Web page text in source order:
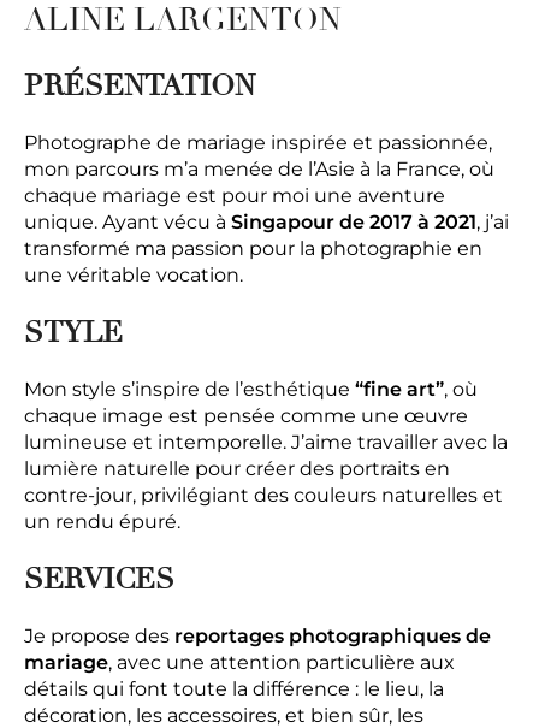
ALINE LARGENTON
PRÉSENTATION
Photographe de mariage inspirée et passionnée,
mon parcours m’a menée de l’Asie à la France, où
chaque mariage est pour moi une aventure
unique. Ayant vécu à Singapour de 2017 à 2021, j’ai
transformé ma passion pour la photographie en
une véritable vocation.
STYLE
Mon style s’inspire de l’esthétique “fine art”, où
chaque image est pensée comme une œuvre
lumineuse et intemporelle. J’aime travailler avec la
lumière naturelle pour créer des portraits en
contre-jour, privilégiant des couleurs naturelles et
un rendu épuré.
SERVICES
Je propose des reportages photographiques de
mariage, avec une attention particulière aux
détails qui font toute la différence : le lieu, la
décoration, les accessoires, et bien sûr, les